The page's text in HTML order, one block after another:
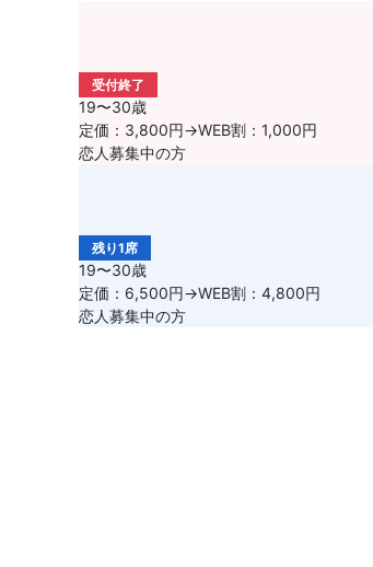
受付終了
19〜30歳
定価：3,800円→WEB割：1,000円
恋人募集中の方
残り1席
19〜30歳
定価：6,500円→WEB割：4,800円
恋人募集中の方